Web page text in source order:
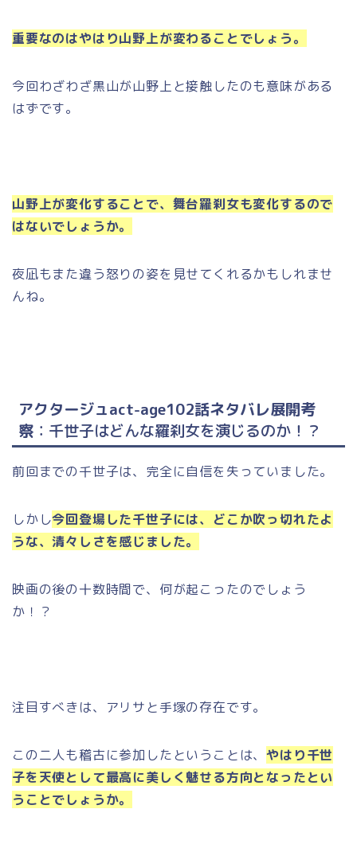
重要なのはやはり山野上が変わることでしょう。
今回わざわざ黒山が山野上と接触したのも意味がある
はずです。
山野上が変化することで、舞台羅刹女も変化するので
はないでしょうか。
夜凪もまた違う怒りの姿を見せてくれるかもしれませ
んね。
アクタージュact-age102話ネタバレ展開考
察 ：千世子はどんな羅刹女を演じるのか！？
前回までの千世子は、完全に自信を失っていました。
しかし今回登場した千世子には、どこか吹っ切れたよ
うな、清々しさを感じました。
映画の後の十数時間で、何が起こったのでしょう
か！？
注目すべきは、アリサと手塚の存在です。
この二人も稽古に参加したということは、やはり千世
子を天使として最高に美しく魅せる方向となったとい
うことでしょうか。